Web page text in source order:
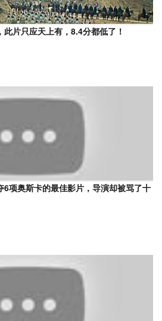
此片只应天上有，8.4分都低了！
6项奥斯卡的最佳影片，导演却被骂了十